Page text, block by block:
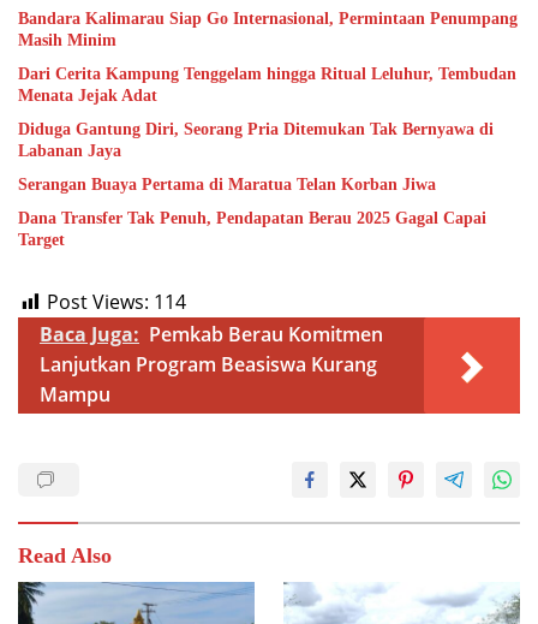
Bandara Kalimarau Siap Go Internasional, Permintaan Penumpang
Masih Minim
Dari Cerita Kampung Tenggelam hingga Ritual Leluhur, Tembudan
Menata Jejak Adat
Diduga Gantung Diri, Seorang Pria Ditemukan Tak Bernyawa di
Labanan Jaya
Serangan Buaya Pertama di Maratua Telan Korban Jiwa
Dana Transfer Tak Penuh, Pendapatan Berau 2025 Gagal Capai
Target
Post Views: 114
Baca Juga: Pemkab Berau Komitmen
Lanjutkan Program Beasiswa Kurang
Mampu
Read Also